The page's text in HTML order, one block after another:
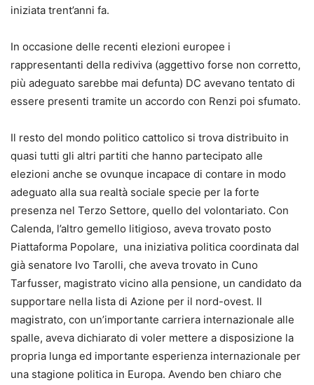
iniziata trent’anni fa.
In occasione delle recenti elezioni europee i
rappresentanti della rediviva (aggettivo forse non corretto,
più adeguato sarebbe mai defunta) DC avevano tentato di
essere presenti tramite un accordo con Renzi poi sfumato.
Il resto del mondo politico cattolico si trova distribuito in
quasi tutti gli altri partiti che hanno partecipato alle
elezioni anche se ovunque incapace di contare in modo
adeguato alla sua realtà sociale specie per la forte
presenza nel Terzo Settore, quello del volontariato. Con
Calenda, l’altro gemello litigioso, aveva trovato posto
Piattaforma Popolare, una iniziativa politica coordinata dal
già senatore Ivo Tarolli, che aveva trovato in Cuno
Tarfusser, magistrato vicino alla pensione, un candidato da
supportare nella lista di Azione per il nord-ovest. Il
magistrato, con un’importante carriera internazionale alle
spalle, aveva dichiarato di voler mettere a disposizione la
propria lunga ed importante esperienza internazionale per
una stagione politica in Europa. Avendo ben chiaro che